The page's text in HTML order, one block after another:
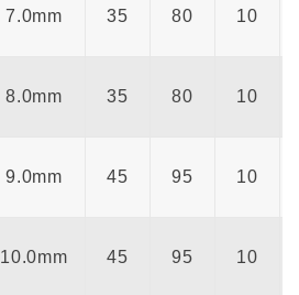
7.0mm 35 80 10
8.0mm 35 80 10
9.0mm 45 95 10
10.0mm 45 95 10